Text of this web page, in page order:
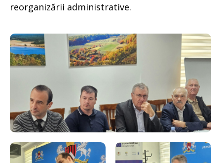
reorganizării administrative.